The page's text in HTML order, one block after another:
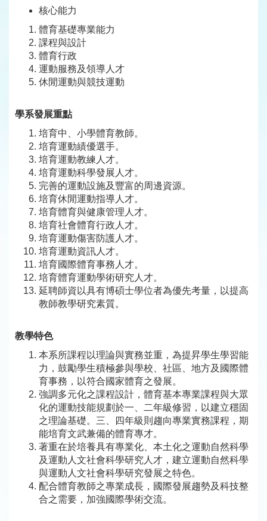
核心能力
體育基礎專業能力
課程與設計
體育行政
運動服務及領導人才
休閒運動與競技運動
學系發展重點
培育中、小學體育教師。
培育運動績優選手。
培育運動教練人才。
培育運動科學發展人才。
完善的運動設施及豐富的周邊資源。
培育休閒運動指導人才。
培育體育與健康管理人才。
培育社會體育行政人才。
培育運動傷害防護人才。
培育運動資訊人才。
培育國際體育事務人才。
培育體育運動學術研究人才。
延聘師資以具有博碩士學位者為優先考量，以提高
教師教學研究素質。
教學特色
本系所課程以理論與實務並重，為提昇學生學習能
力，鼓勵學生積極參與學校、社區、地方及國際體
育事務，以符合國家體育之發展。
強調多元化之課程設計，體育基本專業課程與大眾
化的運動技能規劃於一、二年級修習，以建立穩固
之理論基礎。三、四年級則趨向專業實務課程，期
能培育文武兼備的體育專才。
著重在於培養具有專業化、本土化之運動自然科學
及運動人文社會科學研究人才，建立運動自然科學
與運動人文社會科學研究發展之特色。
配合體育教師之專業成長，國際發展趨勢及科技整
合之需要，加強國際學術交流。